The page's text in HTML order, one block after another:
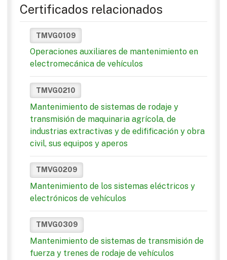
Certificados relacionados
TMVG0109
Operaciones auxiliares de mantenimiento en
electromecánica de vehículos
TMVG0210
Mantenimiento de sistemas de rodaje y
transmisión de maquinaria agrícola, de
industrias extractivas y de edifificación y obra
civil, sus equipos y aperos
TMVG0209
Mantenimiento de los sistemas eléctricos y
electrónicos de vehículos
TMVG0309
Mantenimiento de sistemas de transmisión de
fuerza y trenes de rodaje de vehículos